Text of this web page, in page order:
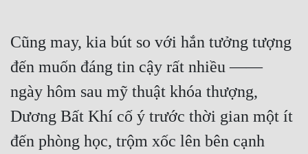
Cũng may, kia bút so với hắn tưởng tượng
đến muốn đáng tin cậy rất nhiều ——
ngày hôm sau mỹ thuật khóa thượng,
Dương Bất Khí cố ý trước thời gian một ít
đến phòng học, trộm xốc lên bên cạnh